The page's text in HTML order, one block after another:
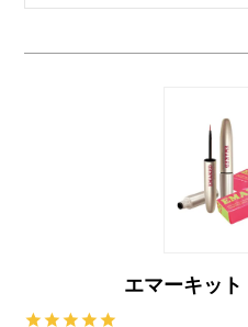
エマーキット